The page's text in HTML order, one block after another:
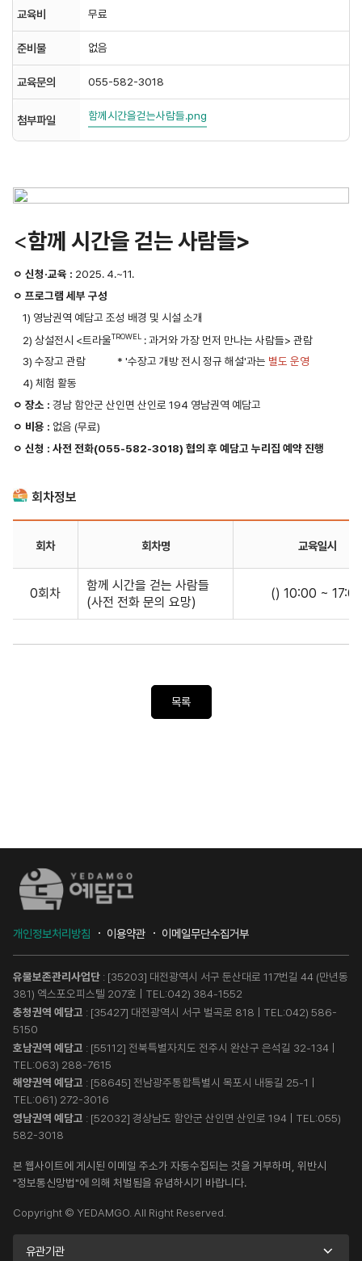
교육비 무료
준비물 없음
교육문의 055-582-3018
첨부파일 함께시간을걷는사람들.png
<함께 시간을 걷는 사람들>
ㅇ 신청·교육 : 2025. 4.~11.
ㅇ 프로그램 세부 구성
1) 영남권역 예담고 조성 배경 및 시설 소개
2) 상설전시 <트라울TROWEL
: 과거와 가장 먼저 만나는 사람들> 관람
3) 수장고 관람 * '수장고 개방 전시 정규 해설'과는 별도 운영
4) 체험 활동
ㅇ 장소 : 경남 함안군 산인면 산인로 194 영남권역 예담고
ㅇ 비용 : 없음 (무료)
ㅇ 신청 : 사전 전화(055-582-3018) 협의 후 예담고 누리집 예약 진행
회차정보
회차 회차명 교육일시
0회차
함께 시간을 걷는 사람들
(사전 전화 문의 요망)
() 10:00 ~
목록
개인정보처리방침 이용약관 이메일무단수집거부
유물보존관리사업단 : [35203] 대전광역시 서구 둔산대로 117번길 44 (만년동
381) 엑스포오피스텔 207호 | TEL:042) 384-1552
충청권역 예담고 : [35427] 대전광역시 서구 벌곡로 818 | TEL:042) 586-
5150
호남권역 예담고 : [55112] 전북특별자치도 전주시 완산구 은석길 32-134 |
TEL:063) 288-7615
해양권역 예담고 : [58645] 전남광주통합특별시 목포시 내동길 25-1 |
TEL:061) 272-3016
영남권역 예담고 : [52032] 경상남도 함안군 산인면 산인로 194 | TEL:055)
582-3018
본 웹사이트에 게시된 이메일 주소가 자동수집되는 것을 거부하며, 위반시
"정보통신망법"에 의해 처벌됨을 유념하시기 바랍니다.
Copyright © YEDAMGO. All Right Reserved.
유관기관